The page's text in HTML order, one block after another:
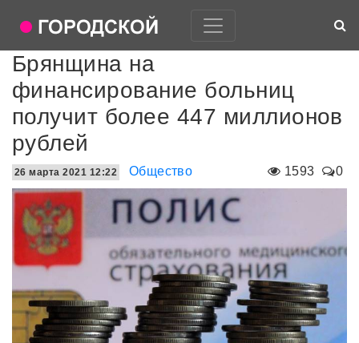
Брянщина на
финансирование больниц
получит более 447 миллионов
рублей
1593 0
26 марта 2021 12:22 Общество